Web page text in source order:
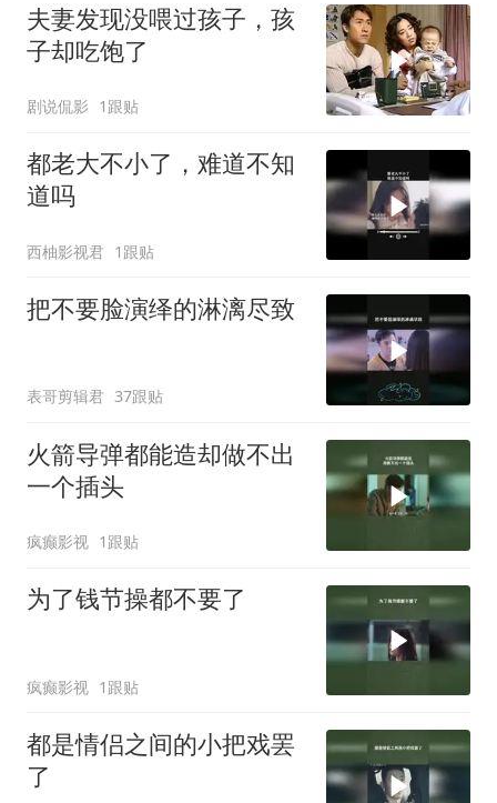
夫妻发现没喂过孩子，孩
子却吃饱了
剧说侃影 1跟贴
都老大不小了，难道不知
道吗
西柚影视君 1跟贴
把不要脸演绎的淋漓尽致
表哥剪辑君 37跟贴
火箭导弹都能造却做不出
一个插头
疯癫影视 1跟贴
为了钱节操都不要了
疯癫影视 1跟贴
都是情侣之间的小把戏罢
了